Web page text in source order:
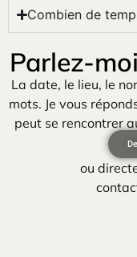
Combien de
Parlez-
La date, le lieu, le
mots. Je vous
peut se rencontrer
ou